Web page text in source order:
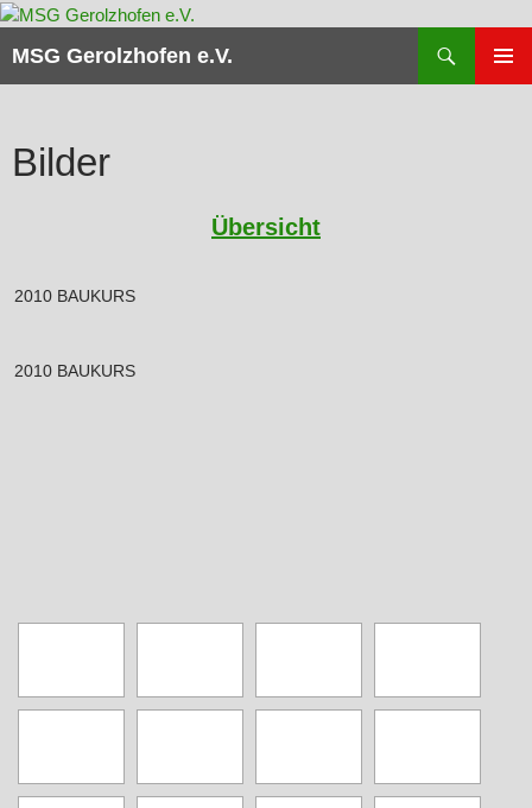
Zum
springen
MSG Gerolzhofen e.V.
Bilder
Übersicht
2010 BAUKURS
2010 BAUKURS